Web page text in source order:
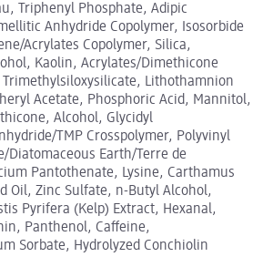
Triphenyl Phosphate, Adipic
Anhydride Copolymer, Isosorbide
Acrylates Copolymer, Silica,
Kaolin, Acrylates/Dimethicone
Lithothamnion
Acetate, Phosphoric Acid, Mannitol,
Alcohol, Glycidyl
TMP Crosspolymer, Polyvinyl
Diatomaceous Earth/Terre de
Pantothenate, Lysine, Carthamus
Oil, Zinc Sulfate, n-Butyl Alcohol,
Pyrifera (Kelp) Extract, Hexanal,
Panthenol, Caffeine,
Sorbate, Hydrolyzed Conchiolin